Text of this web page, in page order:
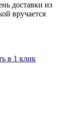
доставки из
вручается
в 1 клик